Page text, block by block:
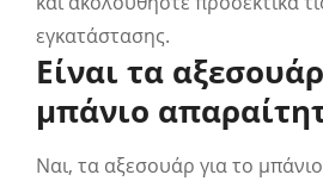
εγκατάστασης.
Είναι τα
μπάνιο
Ναι, τα αξεσουάρ για το